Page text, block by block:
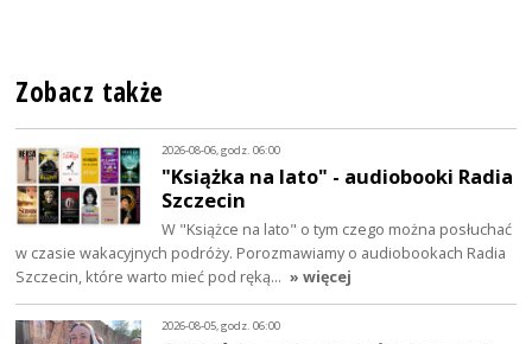
Zobacz także
2026-08-06, godz. 06:00
"Książka na lato" - audiobooki Radia
Szczecin
W "Książce na lato" o tym czego można posłuchać
w czasie wakacyjnych podróży. Porozmawiamy o audiobookach Radia
Szczecin, które warto mieć pod ręką… » więcej
2026-08-05, godz. 06:00